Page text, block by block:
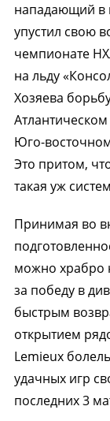
нападающий в
упустил свою
чемпионате
на льду
Хозяева
Юго-
Это притом,
такая уж
Принимая во
можно храбро
за победу в
быстрым
открытием
Lemieux
удачных игр
последних 3